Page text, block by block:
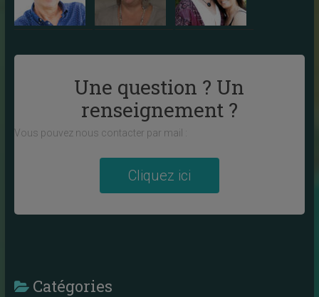
Une question ? Un
renseignement ?
Vous pouvez nous contacter par mail :
Cliquez ici
Catégories